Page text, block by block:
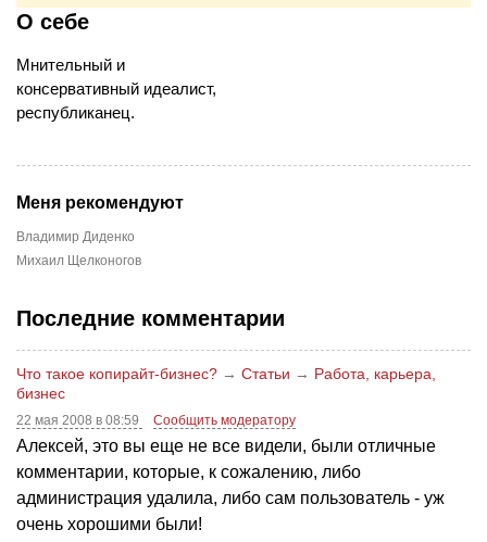
О себе
Мнительный и
консервативный идеалист,
республиканец.
Меня рекомендуют
Владимир Диденко
Михаил Щелконогов
Последние комментарии
Что такое копирайт-бизнес? → Статьи → Работа, карьера,
бизнес
22 мая 2008 в 08:59 Сообщить модератору
Алексей, это вы еще не все видели, были отличные
комментарии, которые, к сожалению, либо
администрация удалила, либо сам пользователь - уж
очень хорошими были!